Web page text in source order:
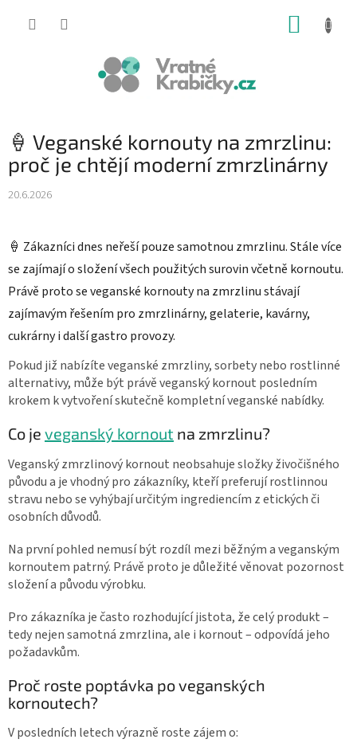
🍦 Veganské kornouty na zmrzlinu:
proč je chtějí moderní zmrzlinárny
20.6.2026
🍦 Zákazníci dnes neřeší pouze samotnou zmrzlinu. Stále více
se zajímají o složení všech použitých surovin včetně kornoutu.
Právě proto se veganské kornouty na zmrzlinu stávají
zajímavým řešením pro zmrzlinárny, gelaterie, kavárny,
cukrárny i další gastro provozy.
Pokud již nabízíte veganské zmrzliny, sorbety nebo rostlinné
alternativy, může být právě veganský kornout posledním
krokem k vytvoření skutečně kompletní veganské nabídky.
Co je veganský kornout na zmrzlinu?
Veganský zmrzlinový kornout neobsahuje složky živočišného
původu a je vhodný pro zákazníky, kteří preferují rostlinnou
stravu nebo se vyhýbají určitým ingrediencím z etických či
osobních důvodů.
Na první pohled nemusí být rozdíl mezi běžným a veganským
kornoutem patrný. Právě proto je důležité věnovat pozornost
složení a původu výrobku.
Pro zákazníka je často rozhodující jistota, že celý produkt –
tedy nejen samotná zmrzlina, ale i kornout – odpovídá jeho
požadavkům.
Proč roste poptávka po veganských
kornoutech?
V posledních letech výrazně roste zájem o: